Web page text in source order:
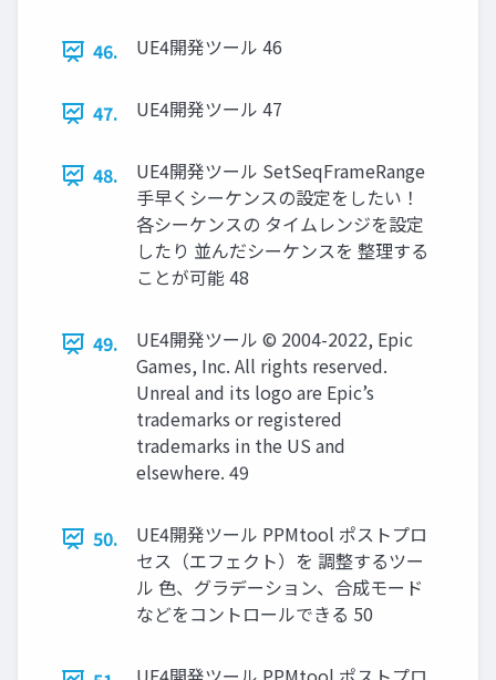
46. UE4開発ツール 46
47. UE4開発ツール 47
48.
UE4開発ツール SetSeqFrameRange
手早くシーケンスの設定をしたい！
各シーケンスの タイムレンジを設定
したり 並んだシーケンスを 整理する
ことが可能 48
49.
UE4開発ツール © 2004-2022, Epic
Games, Inc. All rights reserved.
Unreal and its logo are Epic’s
trademarks or registered
trademarks in the US and
elsewhere. 49
50.
UE4開発ツール PPMtool ポストプロ
セス（エフェクト）を 調整するツー
ル 色、グラデーション、合成モード
などをコントロールできる 50